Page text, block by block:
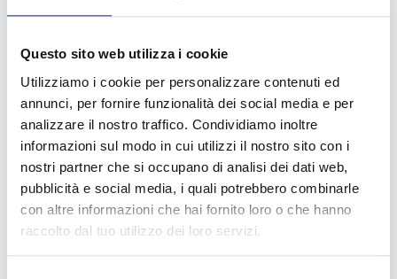
Questo sito web utilizza i cookie
Utilizziamo i cookie per personalizzare contenuti ed
annunci, per fornire funzionalità dei social media e per
analizzare il nostro traffico. Condividiamo inoltre
informazioni sul modo in cui utilizzi il nostro sito con i
nostri partner che si occupano di analisi dei dati web,
pubblicità e social media, i quali potrebbero combinarle
con altre informazioni che hai fornito loro o che hanno
raccolto dal tuo utilizzo dei loro servizi.
IFAMIDANET
Module de mise en réseau
IDANET
IFAMFFT